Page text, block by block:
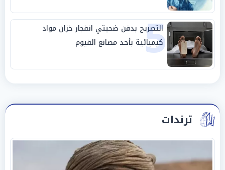
5
التصريح بدفن ضحيتي انفجار خزان مواد
كيميائية بأحد مصانع الفيوم
ترندات